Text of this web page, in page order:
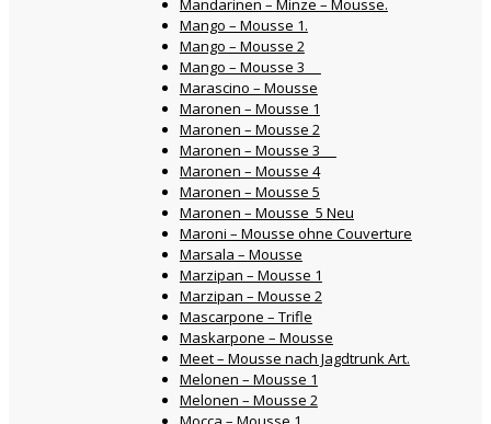
Mandarinen – Minze – Mousse.
Mango – Mousse 1.
Mango – Mousse 2
Mango – Mousse 3
Marascino – Mousse
Maronen – Mousse 1
Maronen – Mousse 2
Maronen – Mousse 3
Maronen – Mousse 4
Maronen – Mousse 5
Maronen – Mousse 5 Neu
Maroni – Mousse ohne Couverture
Marsala – Mousse
Marzipan – Mousse 1
Marzipan – Mousse 2
Mascarpone – Trifle
Maskarpone – Mousse
Meet – Mousse nach Jagdtrunk Art.
Melonen – Mousse 1
Melonen – Mousse 2